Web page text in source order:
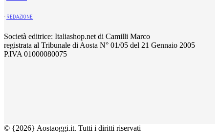
- REDAZIONE
Società editrice: Italiashop.net di Camilli Marco
registrata al Tribunale di Aosta N° 01/05 del 21 Gennaio 2005
P.IVA 01000080075
© {2026} Aostaoggi.it. Tutti i diritti riservati